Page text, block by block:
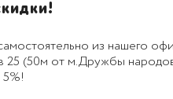
из нашего
25 (50м от м.Дружбы
5%!